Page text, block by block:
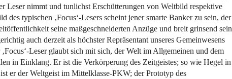
Leser nimmt und tunlichst Erschütterungen von Weltbild respektive
des typischen ‚Focus‘-Lesers scheint jener smarte Banker zu sein, der
seine maßgeschneiderten Anzüge und breit grinsend sein
auch derzeit als höchster Repräsentant unseres Gemeinwesens
Leser glaubt sich mit sich, der Welt im Allgemeinen und dem
in Einklang. Er ist die Verkörperung des Zeitgeistes; so wie Hegel in
er der Weltgeist im Mittelklasse-PKW; der Prototyp des